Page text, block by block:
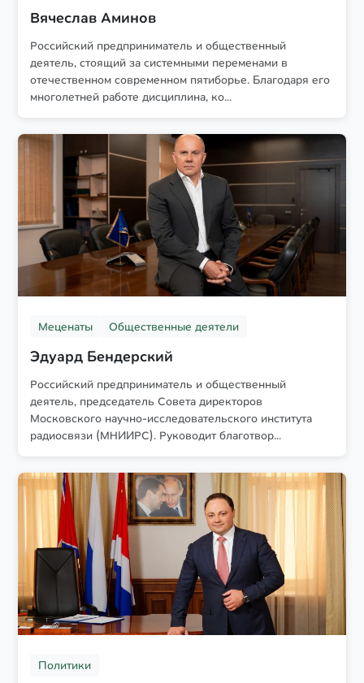
Вячеслав Аминов
Российский предприниматель и общественный
деятель, стоящий за системными переменами в
отечественном современном пятиборье. Благодаря его
многолетней работе дисциплина, ко...
Меценаты Общественные деятели
Эдуард Бендерский
Российский предприниматель и общественный
деятель, председатель Совета директоров
Московского научно-исследовательского института
радиосвязи (МНИИРС). Руководит благотвор...
Политики